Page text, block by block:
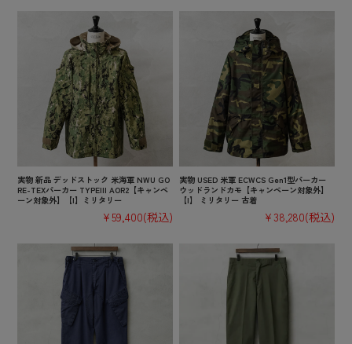
実物 新品 デッドストック 米海軍 NWU GO
RE-TEXパーカー TYPEIII AOR2【キャンペ
ーン対象外】【I】ミリタリー
¥59,400(税込)
実物 USED 米軍 ECWCS Gen1型パーカー
ウッドランドカモ【キャンペーン対象外】
【I】 ミリタリー 古着
¥38,280(税込)